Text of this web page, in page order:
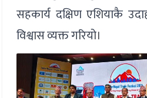
सहकार्य दक्षिण एशियाकै
विश्वास व्यक्त गरियो।